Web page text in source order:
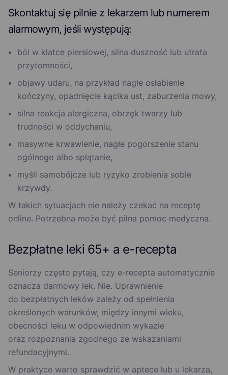
Skontaktuj się pilnie z lekarzem lub numerem
alarmowym, jeśli występują:
ból w klatce piersiowej, silna duszność lub utrata
przytomności,
objawy udaru, na przykład nagłe osłabienie
kończyny, opadnięcie kącika ust, zaburzenia mowy,
silna reakcja alergiczna, obrzęk twarzy lub
trudności w oddychaniu,
masywne krwawienie, nagłe pogorszenie stanu
ogólnego albo splątanie,
myśli samobójcze lub ryzyko zrobienia sobie
krzywdy.
W takich sytuacjach nie należy czekać na receptę
online. Potrzebna może być pilna pomoc medyczna.
Bezpłatne leki 65+ a e-recepta
Seniorzy często pytają, czy e-recepta automatycznie
oznacza darmowy lek. Nie. Uprawnienie
do bezpłatnych leków zależy od spełnienia
określonych warunków, między innymi wieku,
obecności leku w odpowiednim wykazie
oraz rozpoznania zgodnego ze wskazaniami
refundacyjnymi.
W praktyce warto sprawdzić w aptece lub u lekarza,